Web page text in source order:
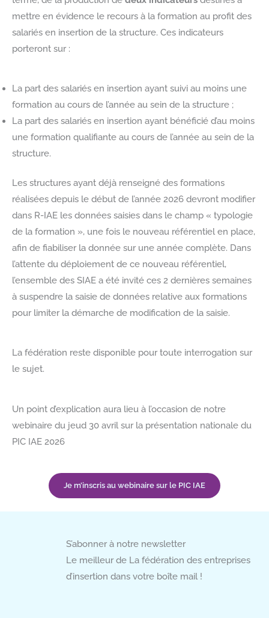
mettre en évidence le recours à la formation au profit des
salariés en insertion de la structure. Ces indicateurs
porteront sur :
La part des salariés en insertion ayant suivi au moins une
formation au cours de l’année au sein de la structure ;
La part des salariés en insertion ayant bénéficié d’au moins
une formation qualifiante au cours de l’année au sein de la
structure.
Les structures ayant déjà renseigné des formations
réalisées depuis le début de l’année 2026 devront modifier
dans R-IAE les données saisies dans le champ « typologie
de la formation », une fois le nouveau référentiel en place,
afin de fiabiliser la donnée sur une année complète. Dans
l’attente du déploiement de ce nouveau référentiel,
l’ensemble des SIAE a été invité ces 2 dernières semaines
à suspendre la saisie de données relative aux formations
pour limiter la démarche de modification de la saisie.
La fédération reste disponible pour toute interrogation sur
le sujet.
Un point d’explication aura lieu à l’occasion de notre
webinaire du jeud 30 avril sur la présentation nationale du
PIC IAE 2026
Je m’inscris au webinaire sur le PIC IAE
S’abonner à notre newsletter
Le meilleur de La fédération des entreprises
d’insertion dans votre boîte mail !